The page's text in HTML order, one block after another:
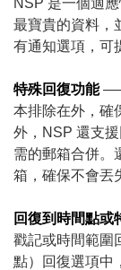
最寶貴的資料，
有通知選項，可
特殊回復功能
本排除在外，確
外，NSP 還支
需的郵箱合併。
箱，確保不會丟
回復到時間點或
戳記或時間範圍
點）回復選項中